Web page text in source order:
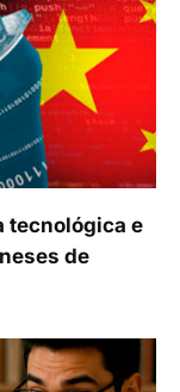
tecnológica e
de